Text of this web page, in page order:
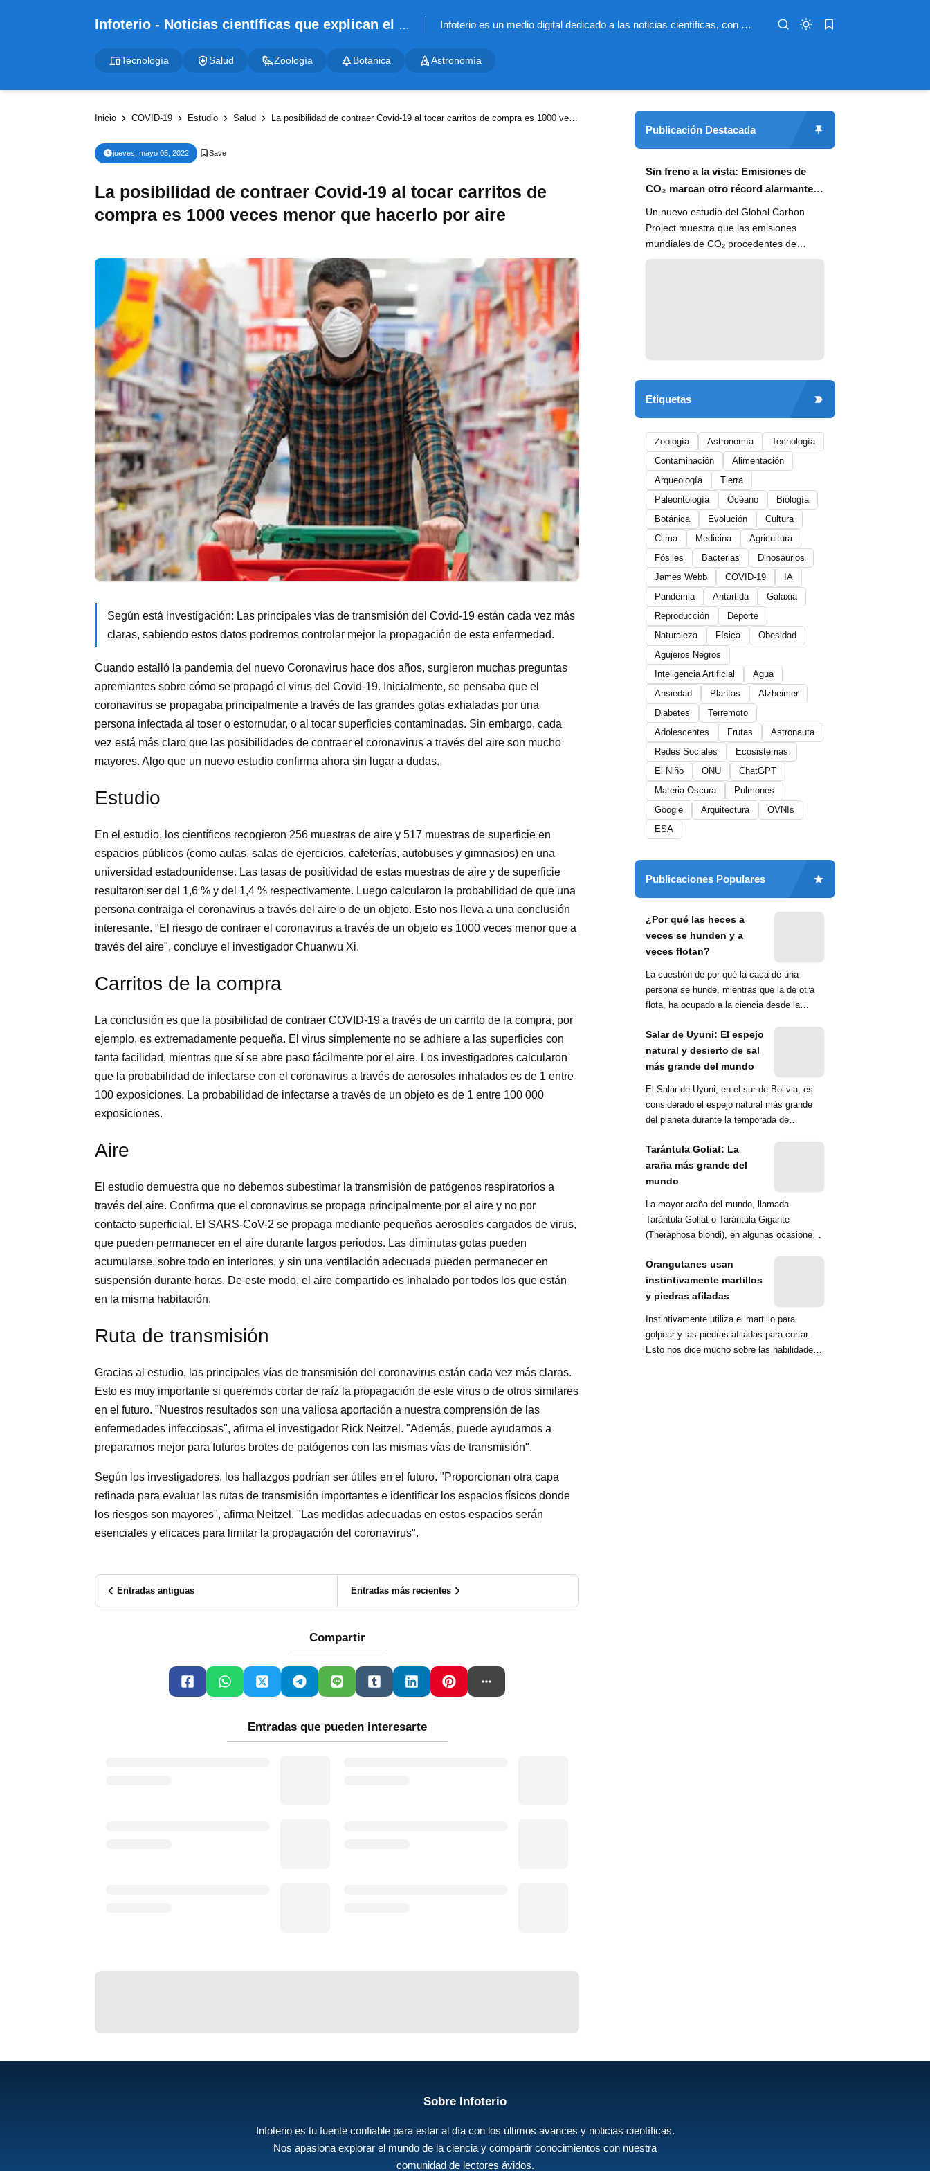
Infoterio - Noticias científicas que explican el mundo Infoterio es un medio digital dedicado a las noticias científicas, con artículos extensos y bien documentados sobre salud, medioambiente, tecnología, espacio, psicología, evolución y más. Nuestro objetivo es hacer accesible el conocimiento científico a lectores de habla hispana en todo el mundo, con información actualizada, fuentes confiables y explicaciones claras que conectan la ciencia con la vida cotidiana.
Tecnología Salud Zoología Botánica Astronomía
Inicio COVID-19 Estudio Salud La posibilidad de contraer Covid-19 al tocar carritos de compra es 1000 veces menor que hacerlo por aire
jueves, mayo 05, 2022
La posibilidad de contraer Covid-19 al tocar carritos de
compra es 1000 veces menor que hacerlo por aire
Según está investigación: Las principales vías de transmisión del Covid-19 están cada vez más
claras, sabiendo estos datos podremos controlar mejor la propagación de esta enfermedad.
Cuando estalló la pandemia del nuevo Coronavirus hace dos años, surgieron muchas preguntas
apremiantes sobre cómo se propagó el virus del Covid-19. Inicialmente, se pensaba que el
coronavirus se propagaba principalmente a través de las grandes gotas exhaladas por una
persona infectada al toser o estornudar, o al tocar superficies contaminadas. Sin embargo, cada
vez está más claro que las posibilidades de contraer el coronavirus a través del aire son mucho
mayores. Algo que un nuevo estudio confirma ahora sin lugar a dudas.
Estudio
En el estudio, los científicos recogieron 256 muestras de aire y 517 muestras de superficie en
espacios públicos (como aulas, salas de ejercicios, cafeterías, autobuses y gimnasios) en una
universidad estadounidense. Las tasas de positividad de estas muestras de aire y de superficie
resultaron ser del 1,6 % y del 1,4 % respectivamente. Luego calcularon la probabilidad de que una
persona contraiga el coronavirus a través del aire o de un objeto. Esto nos lleva a una conclusión
interesante. "El riesgo de contraer el coronavirus a través de un objeto es 1000 veces menor que a
través del aire", concluye el investigador Chuanwu Xi.
Carritos de la compra
La conclusión es que la posibilidad de contraer COVID-19 a través de un carrito de la compra, por
ejemplo, es extremadamente pequeña. El virus simplemente no se adhiere a las superficies con
tanta facilidad, mientras que sí se abre paso fácilmente por el aire. Los investigadores calcularon
que la probabilidad de infectarse con el coronavirus a través de aerosoles inhalados es de 1 entre
100 exposiciones. La probabilidad de infectarse a través de un objeto es de 1 entre 100 000
exposiciones.
Aire
El estudio demuestra que no debemos subestimar la transmisión de patógenos respiratorios a
través del aire. Confirma que el coronavirus se propaga principalmente por el aire y no por
contacto superficial. El SARS-CoV-2 se propaga mediante pequeños aerosoles cargados de virus,
que pueden permanecer en el aire durante largos periodos. Las diminutas gotas pueden
acumularse, sobre todo en interiores, y sin una ventilación adecuada pueden permanecer en
suspensión durante horas. De este modo, el aire compartido es inhalado por todos los que están
en la misma habitación.
Ruta de transmisión
Gracias al estudio, las principales vías de transmisión del coronavirus están cada vez más claras.
Esto es muy importante si queremos cortar de raíz la propagación de este virus o de otros similares
en el futuro. "Nuestros resultados son una valiosa aportación a nuestra comprensión de las
enfermedades infecciosas", afirma el investigador Rick Neitzel. "Además, puede ayudarnos a
prepararnos mejor para futuros brotes de patógenos con las mismas vías de transmisión".
Según los investigadores, los hallazgos podrían ser útiles en el futuro. "Proporcionan otra capa
refinada para evaluar las rutas de transmisión importantes e identificar los espacios físicos donde
los riesgos son mayores", afirma Neitzel. "Las medidas adecuadas en estos espacios serán
esenciales y eficaces para limitar la propagación del coronavirus".
Entradas antiguas Entradas más recientes
Compartir
Entradas que pueden interesarte
Publicación Destacada
Sin freno a la vista: Emisiones de
CO₂ marcan otro récord alarmante
en 2024
Un nuevo estudio del Global Carbon
Project muestra que las emisiones
mundiales de CO₂ procedentes de
combustibles fósiles han alcanzado un
Etiquetas
Zoología Astronomía
Tecnología
Contaminación
Alimentación
Arqueología
Tierra
Paleontología
Océano
Biología
Botánica
Evolución
Cultura
Clima
Medicina
Agricultura
Fósiles
Bacterias
Dinosaurios
James Webb
COVID-19
IA
Pandemia
Antártida
Galaxia
Reproducción
Deporte
Naturaleza
Física
Obesidad
Agujeros Negros
Inteligencia Artificial
Agua
Ansiedad
Plantas
Alzheimer
Diabetes
Terremoto
Adolescentes
Frutas
Astronauta
Redes Sociales
Ecosistemas
El Niño
ONU
ChatGPT
Materia Oscura
Pulmones
Google
Arquitectura
OVNIs
ESA
Publicaciones Populares
¿Por qué las heces a
veces se hunden y a
veces flotan?
La cuestión de por qué la caca de una
persona se hunde, mientras que la de otra
flota, ha ocupado a la ciencia desde la
Salar de Uyuni: El espejo
natural y desierto de sal
más grande del mundo
El Salar de Uyuni, en el sur de Bolivia, es
considerado el espejo natural más grande
del planeta durante la temporada de
Tarántula Goliat: La
araña más grande del
mundo
La mayor araña del mundo, llamada
Tarántula Goliat o Tarántula Gigante
(Theraphosa blondi), en algunas ocasiones
Orangutanes usan
instintivamente martillos
y piedras afiladas
Instintivamente utiliza el martillo para
golpear y las piedras afiladas para cortar.
Esto nos dice mucho sobre las habilidades
Sobre Infoterio
Infoterio es tu fuente confiable para estar al día con los últimos avances y noticias científicas.
Nos apasiona explorar el mundo de la ciencia y compartir conocimientos con nuestra
comunidad de lectores ávidos.